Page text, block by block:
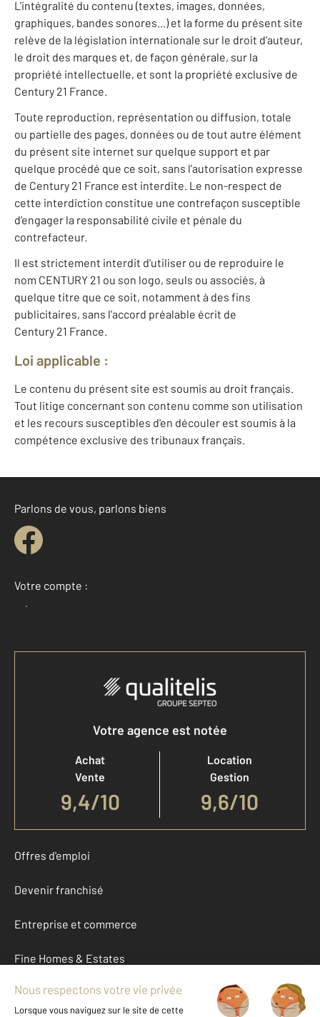
L'intégralité du contenu (textes, images, données,
graphiques, bandes sonores...) et la forme du présent site
relève de la législation internationale sur le droit d'auteur,
le droit des marques et, de façon générale, sur la
propriété intellectuelle, et sont la propriété exclusive de
Century 21 France.
Toute reproduction, représentation ou diffusion, totale
ou partielle des pages, données ou de tout autre élément
du présent site internet sur quelque support et par
quelque procédé que ce soit, sans l'autorisation expresse
de Century 21 France est interdite. Le non-respect de
cette interdiction constitue une contrefaçon susceptible
d'engager la responsabilité civile et pénale du
contrefacteur.
Il est strictement interdit d'utiliser ou de reproduire le
nom CENTURY 21 ou son logo, seuls ou associés, à
quelque titre que ce soit, notamment à des fins
publicitaires, sans l'accord préalable écrit de
Century 21 France.
Loi applicable :
Le contenu du présent site est soumis au droit français.
Tout litige concernant son contenu comme son utilisation
et les recours susceptibles d'en découler est soumis à la
compétence exclusive des tribunaux français.
Parlons de vous, parlons biens
Votre compte :
Votre agence est notée
Achat
Vente
9,4/10
Location
Gestion
9,6/10
Offres d'emploi
Devenir franchisé
Entreprise et commerce
Fine Homes & Estates
À propos